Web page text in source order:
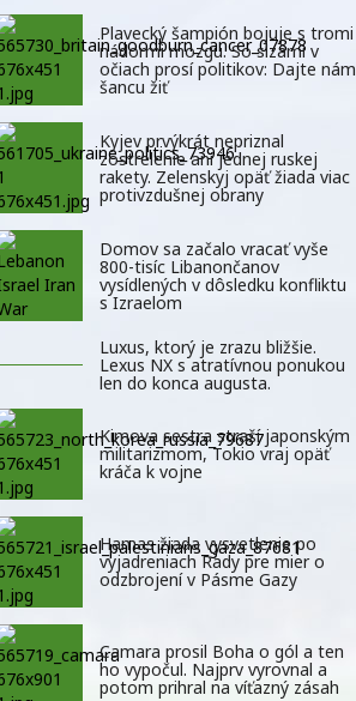
Plavecký šampión bojuje s tromi
nádormi mozgu. So slzami v
očiach prosí politikov: Dajte nám
šancu žiť
Kyjev prvýkrát nepriznal
zostrelenie ani jednej ruskej
rakety. Zelenskyj opäť žiada viac
protivzdušnej obrany
Domov sa začalo vracať vyše
800-tisíc Libanončanov
vysídlených v dôsledku konfliktu
s Izraelom
Luxus, ktorý je zrazu bližšie.
Lexus NX s atratívnou ponukou
len do konca augusta.
Kimova sestra straší japonským
militarizmom, Tokio vraj opäť
kráča k vojne
Hamas žiada vysvetlenie po
vyjadreniach Rady pre mier o
odzbrojení v Pásme Gazy
Camara prosil Boha o gól a ten
ho vypočul. Najprv vyrovnal a
potom prihral na víťazný zásah